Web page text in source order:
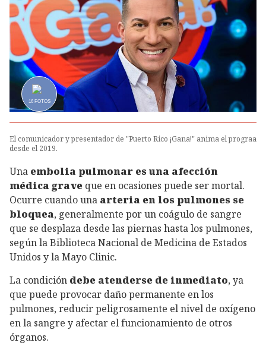
16FOTOS
El comunicador y presentador de "Puerto Rico ¡Gana!" anima el prograa
desde el 2019.
Una embolia pulmonar es una afección
médica grave que en ocasiones puede ser mortal.
Ocurre cuando una arteria en los pulmones se
bloquea, generalmente por un coágulo de sangre
que se desplaza desde las piernas hasta los pulmones,
según la Biblioteca Nacional de Medicina de Estados
Unidos y la Mayo Clinic.
La condición debe atenderse de inmediato, ya
que puede provocar daño permanente en los
pulmones, reducir peligrosamente el nivel de oxígeno
en la sangre y afectar el funcionamiento de otros
órganos.